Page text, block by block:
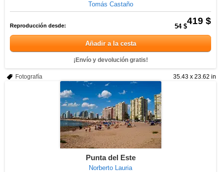
Tomás Castaño
419 $
Reproducción desde: 54 $
Añadir a la cesta
¡Envío y devolución gratis!
35.43 x 23.62 in
Fotografía
Punta del Este
Norberto Lauria